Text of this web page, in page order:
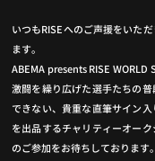
いつもRISEへのご声援をいた
ます。
ABEMA presents RISE WORLD
激闘を繰り広げた選手たちの
できない、貴重な直筆サイン
を出品するチャリティーオー
のご参加をお待ちしております。